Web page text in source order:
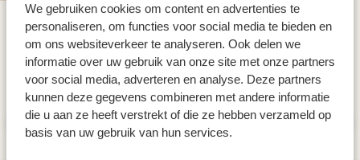
We gebruiken cookies om content en advertenties te
personaliseren, om functies voor social media te bieden en
om ons websiteverkeer te analyseren. Ook delen we
informatie over uw gebruik van onze site met onze partners
voor social media, adverteren en analyse. Deze partners
kunnen deze gegevens combineren met andere informatie
die u aan ze heeft verstrekt of die ze hebben verzameld op
basis van uw gebruik van hun services.